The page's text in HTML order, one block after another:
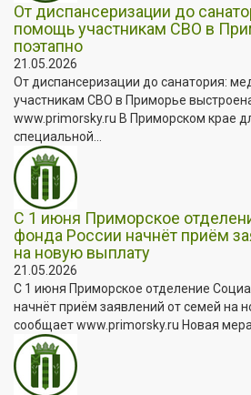
От диспансеризации до
помощь участникам СВО в
поэтапно
21.05.2026
От диспансеризации до санатория:
участникам СВО в Приморье
www.primorsky.ru В Приморском крае
специальной...
С 1 июня Приморское
фонда России начнёт приём
на новую выплату
21.05.2026
С 1 июня Приморское отделение
начнёт приём заявлений от семей на
сообщает www.primorsky.ru Новая